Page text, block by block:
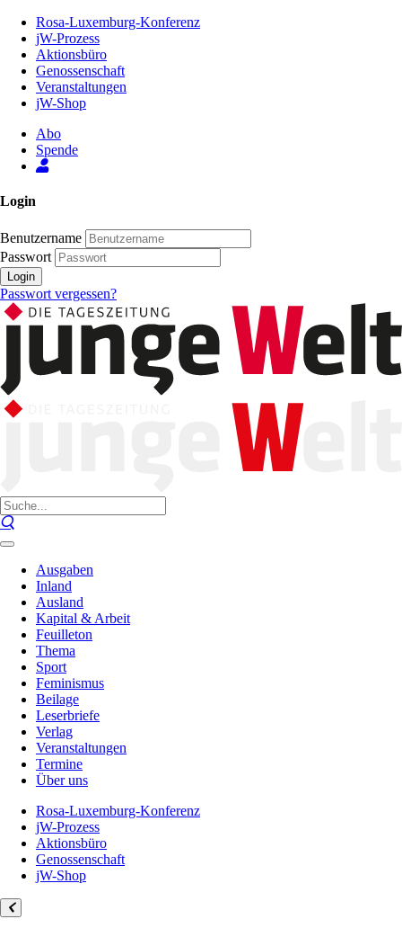
Inhalt
Seite
Rosa-Luxemburg-Konferenz
jW-Prozess
Aktionsbüro
Genossenschaft
Veranstaltungen
jW-Shop
Abo
Spende
Login
Benutzername
Passwort
Login
Passwort vergessen?
Ausgaben
Inland
Ausland
Kapital & Arbeit
Feuilleton
Thema
Sport
Feminismus
Beilage
Leserbriefe
Verlag
Veranstaltungen
Termine
Über uns
Rosa-Luxemburg-Konferenz
jW-Prozess
Aktionsbüro
Genossenschaft
jW-Shop